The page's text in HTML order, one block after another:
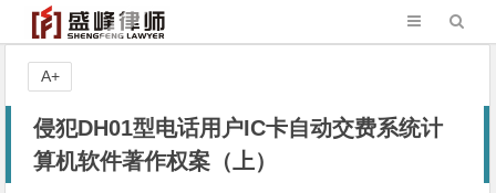
侵犯DH01型电话用户IC卡自动交费系统计
算机软件著作权案（上）
A+